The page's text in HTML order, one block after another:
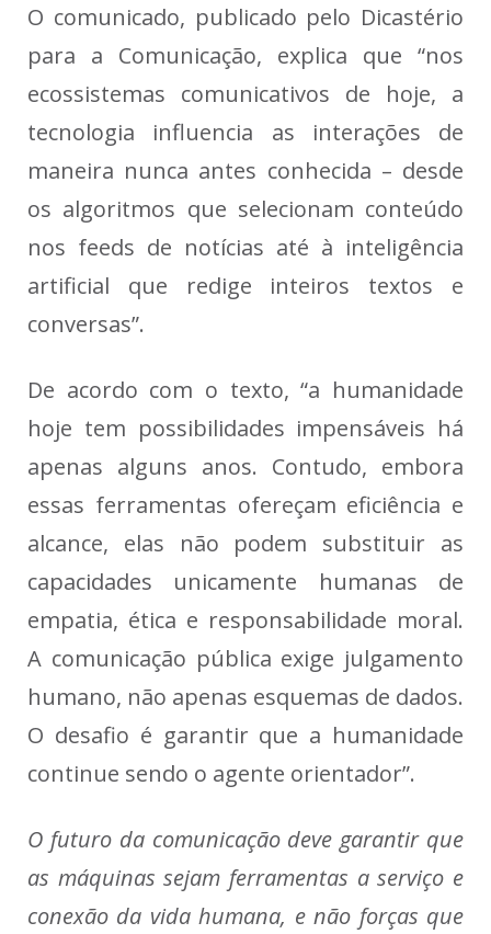
O comunicado, publicado pelo Dicastério
para a Comunicação, explica que “nos
ecossistemas comunicativos de hoje, a
tecnologia influencia as interações de
maneira nunca antes conhecida – desde
os algoritmos que selecionam conteúdo
nos feeds de notícias até à inteligência
artificial que redige inteiros textos e
conversas”.
De acordo com o texto, “a humanidade
hoje tem possibilidades impensáveis há
apenas alguns anos. Contudo, embora
essas ferramentas ofereçam eficiência e
alcance, elas não podem substituir as
capacidades unicamente humanas de
empatia, ética e responsabilidade moral.
A comunicação pública exige julgamento
humano, não apenas esquemas de dados.
O desafio é garantir que a humanidade
continue sendo o agente orientador”.
O futuro da comunicação deve garantir que
as máquinas sejam ferramentas a serviço e
conexão da vida humana, e não forças que